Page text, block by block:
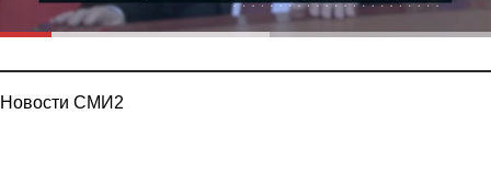
Новости СМИ2